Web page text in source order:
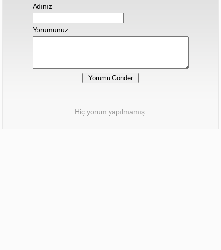
Adınız
Yorumunuz
Hiç yorum yapılmamış.